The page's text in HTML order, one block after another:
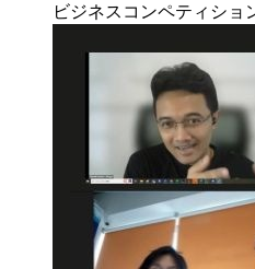
ビジネスコンペティショ